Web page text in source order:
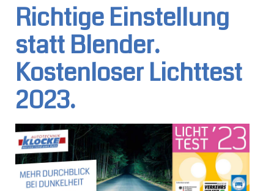
Richtige Einstellung
statt Blender.
Kostenloser Lichttest
2023.